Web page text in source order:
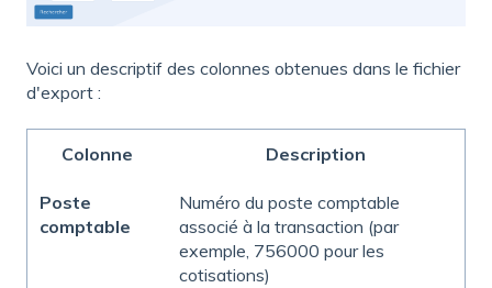
Voici un descriptif des colonnes obtenues dans le fichier
d'export :
Colonne Description
Poste
comptable
Numéro du poste comptable
associé à la transaction (par
exemple, 756000 pour les
cotisations)